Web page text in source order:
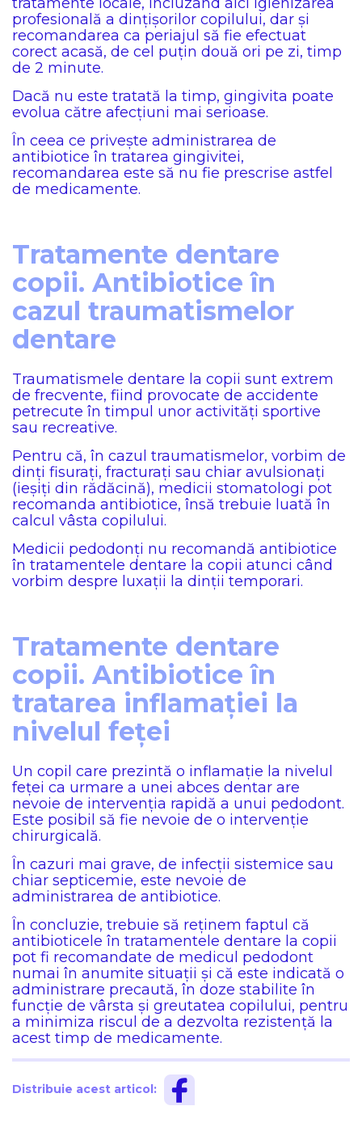
profesională a dințișorilor copilului, dar și
recomandarea ca periajul să fie efectuat
corect acasă, de cel puțin două ori pe zi, timp
de 2 minute.
Dacă nu este tratată la timp, gingivita poate
evolua către afecțiuni mai serioase.
În ceea ce privește administrarea de
antibiotice în tratarea gingivitei,
recomandarea este să nu fie prescrise astfel
de medicamente.
Tratamente dentare
copii. Antibiotice în
cazul traumatismelor
dentare
Traumatismele dentare la copii sunt extrem
de frecvente, fiind provocate de accidente
petrecute în timpul unor activități sportive
sau recreative.
Pentru că, în cazul traumatismelor, vorbim de
dinți fisurați, fracturați sau chiar avulsionați
(ieșiți din rădăcină), medicii stomatologi pot
recomanda antibiotice, însă trebuie luată în
calcul vâsta copilului.
Medicii pedodonți nu recomandă antibiotice
în tratamentele dentare la copii atunci când
vorbim despre luxații la dinții temporari.
Tratamente dentare
copii. Antibiotice în
tratarea inflamației la
nivelul feței
Un copil care prezintă o inflamație la nivelul
feței ca urmare a unei abces dentar are
nevoie de intervenția rapidă a unui pedodont.
Este posibil să fie nevoie de o intervenție
chirurgicală.
În cazuri mai grave, de infecții sistemice sau
chiar septicemie, este nevoie de
administrarea de antibiotice.
În concluzie, trebuie să reținem faptul că
antibioticele în tratamentele dentare la copii
pot fi recomandate de medicul pedodont
numai în anumite situații și că este indicată o
administrare precaută, în doze stabilite în
funcție de vârsta și greutatea copilului, pentru
a minimiza riscul de a dezvolta rezistență la
acest timp de medicamente.
Distribuie acest articol: